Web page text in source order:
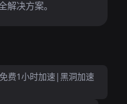
解决方案。
费1小时加速|黑洞加速